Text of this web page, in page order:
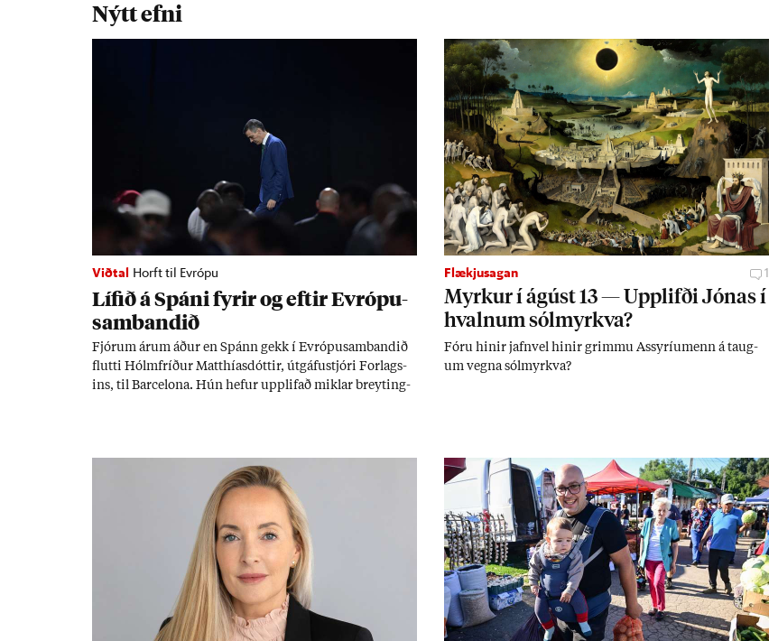
Nýtt efni
Viðtal Horft til Evrópu
Líf­ið á Spáni fyr­ir og eft­ir Evr­ópu­
sam­band­ið
Fjór­um ár­um áð­ur en Spánn gekk í Evr­ópu­sam­band­ið
flutti Hólm­fríð­ur Matth­ías­dótt­ir, út­gáfu­stjóri For­lags­
ins, til Barcelona. Hún hef­ur upp­lif­að mikl­ar breyt­ing­
menn­ing­ar­mála. Þá hafi katalónsk­an hlot­ið með­byr.
Flækjusagan 1
Myrk­ur í ág­úst 13 — Upp­lifði Jón­as í
hvaln­um sól­myrkva?
Fóru hinir jafn­vel hinir grimmu Ass­yríu­menn á taug­
um vegna sól­myrkva?